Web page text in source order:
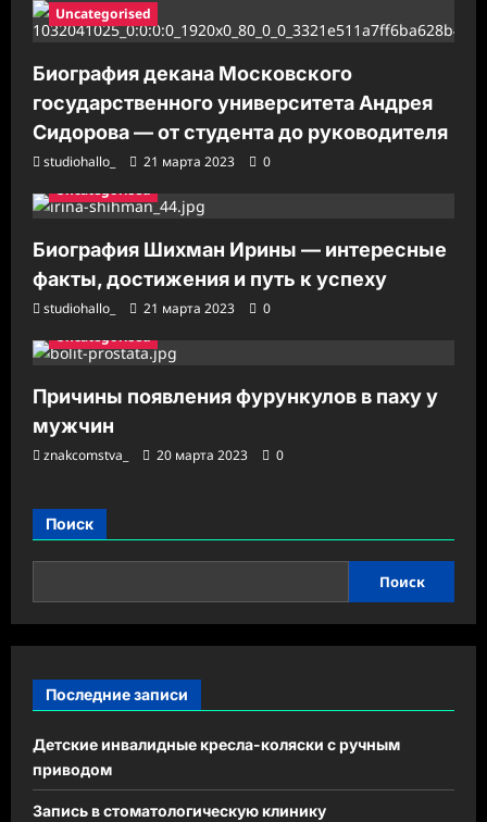
и Uncategorised
Биография декана Московского
государственного университета Андрея
Сидорова — от студента до руководителя
studiohallo_ 21 марта 2023
0
Uncategorised
Биография Шихман Ирины — интересные
факты, достижения и путь к успеху
studiohallo_ 21 марта 2023
0
Uncategorised
Причины появления фурункулов в паху у
мужчин
znakcomstva_ 20 марта 2023 0
Поиск
Поиск
Последние записи
Детские инвалидные кресла-коляски с ручным
приводом
Запись в стоматологическую клинику